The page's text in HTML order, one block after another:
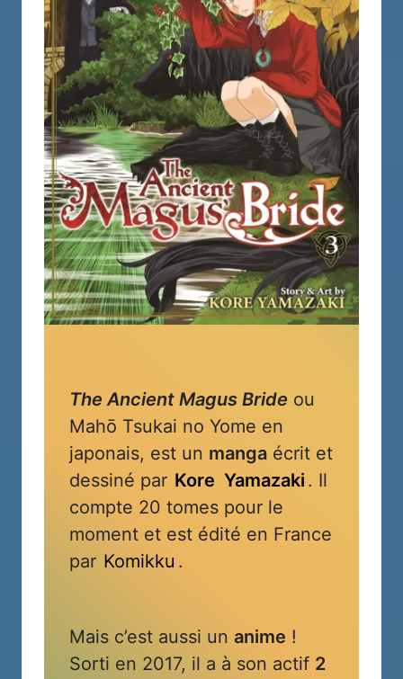
The Ancient Magus Bride ou
Mahō Tsukai no Yome en
japonais, est un manga écrit et
dessiné par Kore Yamazaki . Il
compte 20 tomes pour le
moment et est édité en France
par Komikku .
Mais c’est aussi un anime !
Sorti en 2017, il a à son actif 2